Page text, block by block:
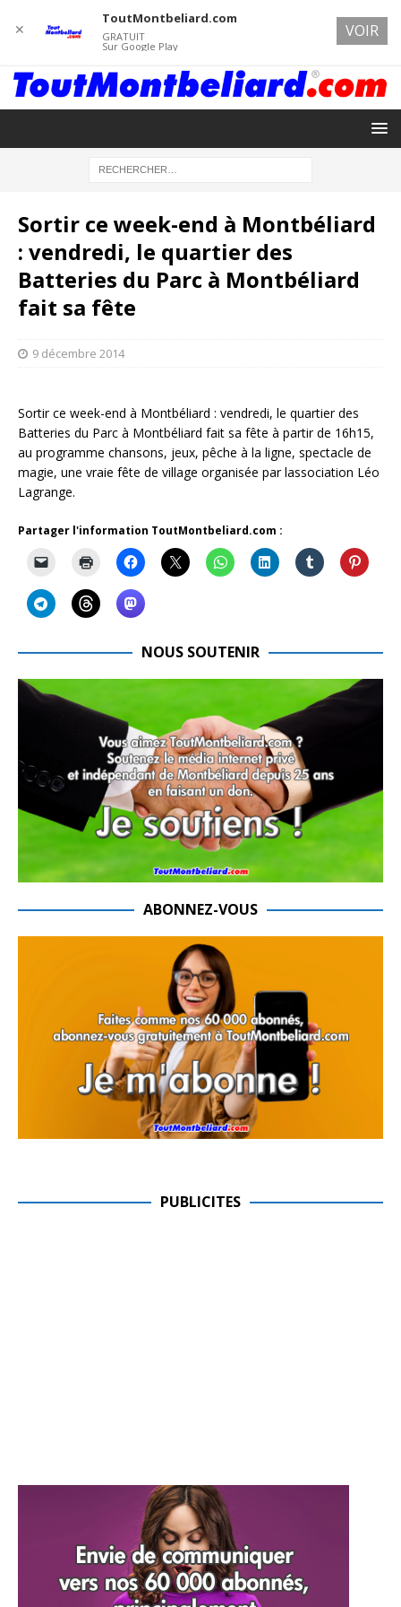
Sortir ce week-end à Montbéliard
: vendredi, le quartier des
Batteries du Parc à Montbéliard
fait sa fête
9 décembre 2014
Sortir ce week-end à Montbéliard : vendredi, le quartier des
Batteries du Parc à Montbéliard fait sa fête à partir de 16h15,
au programme chansons, jeux, pêche à la ligne, spectacle de
magie, une vraie fête de village organisée par lassociation Léo
Lagrange.
Partager l'information ToutMontbeliard.com :
NOUS SOUTENIR
ABONNEZ-VOUS
PUBLICITES
✕
ToutMontbeliard.com
GRATUIT
Sur Google Play
VOIR